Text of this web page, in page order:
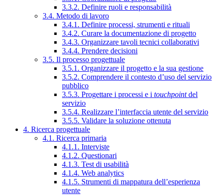
3.3.2. Definire ruoli e responsabilità
3.4. Metodo di lavoro
3.4.1. Definire processi, strumenti e rituali
3.4.2. Curare la documentazione di progetto
3.4.3. Organizzare tavoli tecnici collaborativi
3.4.4. Prendere decisioni
3.5. Il processo progettuale
3.5.1. Organizzare il progetto e la sua gestione
3.5.2. Comprendere il contesto d’uso del servizio
pubblico
3.5.3. Progettare i processi e i touchpointdel
servizio
3.5.4. Realizzare l’interfaccia utente del servizio
3.5.5. Validare la soluzione ottenuta
4. Ricerca progettuale
4.1. Ricerca primaria
4.1.1. Interviste
4.1.2. Questionari
4.1.3. Test di usabilità
4.1.4. Web analytics
4.1.5. Strumenti di mappatura dell’esperienza
utente